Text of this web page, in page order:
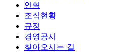
연혁
조직현황
규정
경영공시
찾아오시는 길